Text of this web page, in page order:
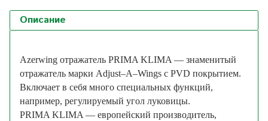
Описание
Azerwing отражатель PRIMA KLIMA — знаменитый
отражатель марки Adjust–A–Wings с PVD покрытием.
Включает в себя много специальных функций,
например, регулируемый угол луковицы.
PRIMA KLIMA — европейский производитель,